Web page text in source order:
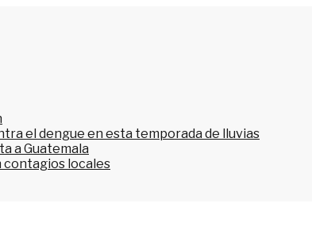
el dengue en esta temporada de lluvias
a Guatemala
contagios locales